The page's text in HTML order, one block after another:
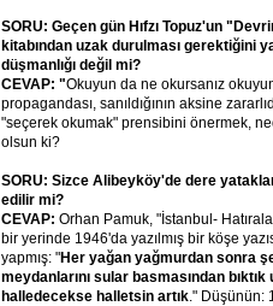
SORU: Geçen gün Hıfzı Topuz'un
kitabından uzak durulması gerektiğini
düşmanlığı değil mi?
CEVAP: "Okuyun da ne okursanız
propagandası, sanıldığının aksine
"seçerek okumak" prensibini önermek,
olsun ki?
SORU: Sizce Alibeyköy'de dere
edilir mi?
CEVAP: Orhan Pamuk, "İstanbul-
bir yerinde 1946'da yazılmış bir köşe
yapmış: "Her yağan yağmurdan sonra
meydanlarını sular basmasından
halledecekse halletsin artık." Düşünün: